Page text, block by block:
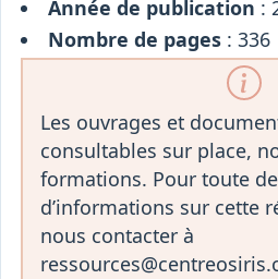
Année de publication :
Nombre de pages: 336
Les ouvrages et
consultables sur place,
formations. Pour toute
d’informations sur cette
nous contacter à